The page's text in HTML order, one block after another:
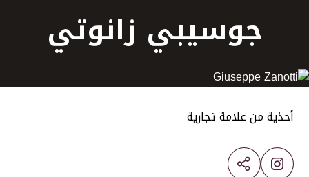
جوسيبي زانوتي
أحذية من علامة تجارية